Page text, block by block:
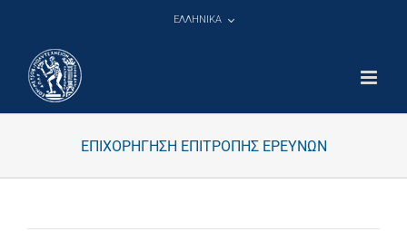
ΕΛΛΗΝΙΚΑ
ΕΠΙΧΟΡΗΓΗΣΗ ΕΠΙΤΡΟΠΗΣ ΕΡΕΥΝΩΝ